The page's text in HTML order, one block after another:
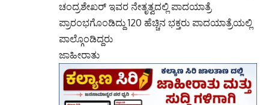
ಚಂದ್ರಶೇಖರ್ ಇವರ ನೇತೃತ್ವದಲ್ಲಿ ಪಾದಯಾತ್ರೆ
ಪ್ರಾರಂಭಗೊಂಡಿದ್ದು 120 ಹೆಚ್ಚಿನ ಭಕ್ತರು ಪಾದಯಾತ್ರೆಯಲ್ಲಿ
ಪಾಲ್ಗೊಂಡಿದ್ದರು
ಜಾಹೀರಾತು